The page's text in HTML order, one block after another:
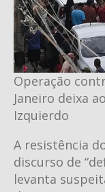
Operação
Janeiro deixa
Izquierdo
A resistência
discurso de
levanta